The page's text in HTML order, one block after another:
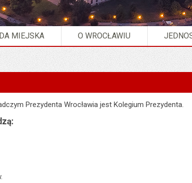
MIEJSKA O WROCŁAWIU
Prezydenta Wrocławia jest Kolegium Prezydenta.